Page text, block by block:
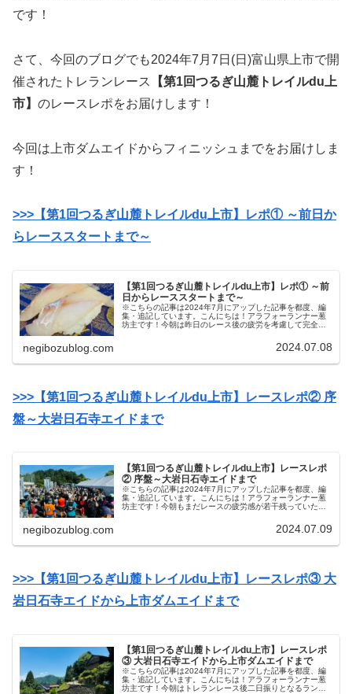
です！
さて、今回のブログでも2024年7月7日(日)富山県上市で開
催されたトレランレース
【第1回つるぎ山麓トレイルdu上
市】 のレースレポをお届けします！
今回は上市ダムエイドからフィニッシュまでをお届けしま
す！
>>>【第1回つるぎ山麓トレイルdu上市】レポ① ～前日か
らレーススタートまで～
【第1回つるぎ山麓トレイルdu上市】レポ① ～前
日からレーススタートまで～
※こちらの記事は2024年7月にアップした記事を都度、編
集・追記しています。こんにちは！アラフォーランナー葱
坊主です！今朝は昨日のレース後の疲労を考慮して完全オ
negibozublog.com 2024.07.08
>>>【第1回つるぎ山麓トレイルdu上市】レースレポ② 序
盤～大岩日石寺エイドまで
【第1回つるぎ山麓トレイルdu上市】レースレポ
② 序盤～大岩日石寺エイドまで
※こちらの記事は2024年7月にアップした記事を都度、編
集・追記しています。こんにちは！アラフォーランナー葱
坊主です！今朝もまだレースの疲労感が若干残っていた大
negibozublog.com 2024.07.09
>>>【第1回つるぎ山麓トレイルdu上市】レースレポ③ 大
岩日石寺エイドから上市ダムエイドまで
【第1回つるぎ山麓トレイルdu上市】レースレポ
③ 大岩日石寺エイドから上市ダムエイドまで
※こちらの記事は2024年7月にアップした記事を都度、編
集・追記しています。こんにちは！アラフォーランナー葱
坊主です！今朝はトレランレース後二日振りとなるランニ